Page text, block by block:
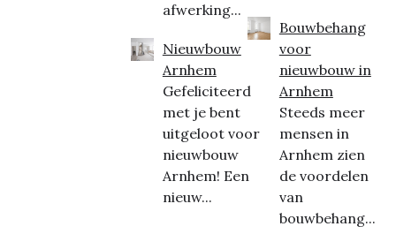
afwerking...
Nieuwbouw
Arnhem
Gefeliciteerd
met je bent
uitgeloot voor
nieuwbouw
Arnhem! Een
nieuw...
Bouwbehang
voor
nieuwbouw in
Arnhem
Steeds meer
mensen in
Arnhem zien
de voordelen
van
bouwbehang...